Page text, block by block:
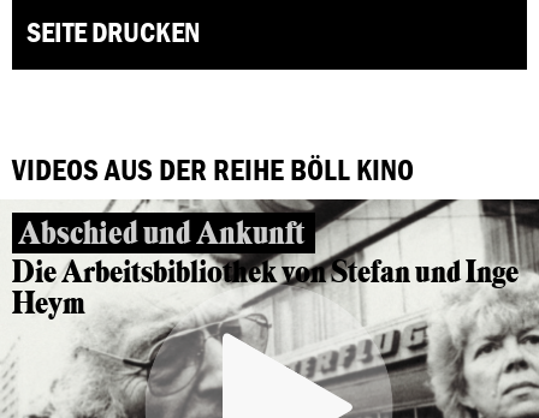
SEITE DRUCKEN
VIDEOS AUS DER REIHE BÖLL KINO
Abschied und Ankunft
Die Arbeitsbibliothek von Stefan und Inge
Heym